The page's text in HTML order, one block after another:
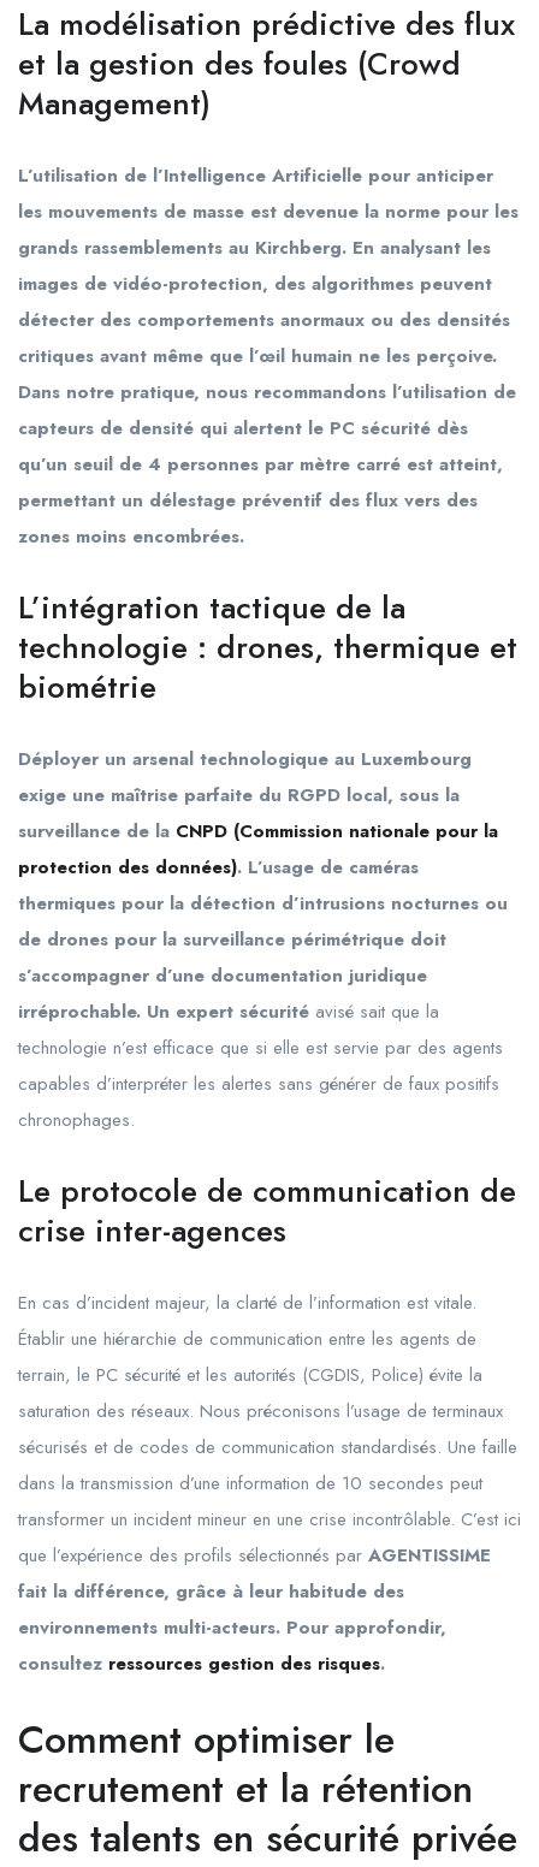
La modélisation prédictive des flux
et la gestion des foules (Crowd
Management)
L’utilisation de l’Intelligence Artificielle pour anticiper
les mouvements de masse est devenue la norme pour les
grands rassemblements au Kirchberg. En analysant les
images de vidéo-protection, des algorithmes peuvent
détecter des comportements anormaux ou des densités
critiques avant même que l’œil humain ne les perçoive.
Dans notre pratique, nous recommandons l’utilisation de
capteurs de densité qui alertent le PC sécurité dès
qu’un seuil de 4 personnes par mètre carré est atteint,
permettant un délestage préventif des flux vers des
zones moins encombrées.
L’intégration tactique de la
technologie : drones, thermique et
biométrie
Déployer un arsenal technologique au Luxembourg
exige une maîtrise parfaite du RGPD local, sous la
surveillance de la CNPD (Commission nationale pour la
protection des données). L’usage de caméras
thermiques pour la détection d’intrusions nocturnes ou
de drones pour la surveillance périmétrique doit
s’accompagner d’une documentation juridique
irréprochable. Un expert sécurité avisé sait que la
technologie n’est efficace que si elle est servie par des agents
capables d’interpréter les alertes sans générer de faux positifs
chronophages.
Le protocole de communication de
crise inter-agences
En cas d’incident majeur, la clarté de l’information est vitale.
Établir une hiérarchie de communication entre les agents de
terrain, le PC sécurité et les autorités (CGDIS, Police) évite la
saturation des réseaux. Nous préconisons l’usage de terminaux
sécurisés et de codes de communication standardisés. Une faille
dans la transmission d’une information de 10 secondes peut
transformer un incident mineur en une crise incontrôlable. C’est ici
que l’expérience des profils sélectionnés par AGENTISSIME
fait la différence, grâce à leur habitude des
environnements multi-acteurs. Pour approfondir,
consultez ressources gestion des risques.
Comment optimiser le
recrutement et la rétention
des talents en sécurité privée